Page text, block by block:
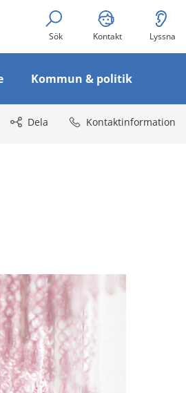
Sök Kontakt Lyssna
Kommun & politik
Dela Kontaktinformation